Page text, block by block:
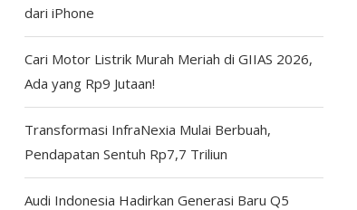
dari iPhone
Cari Motor Listrik Murah Meriah di GIIAS 2026,
Ada yang Rp9 Jutaan!
Transformasi InfraNexia Mulai Berbuah,
Pendapatan Sentuh Rp7,7 Triliun
Audi Indonesia Hadirkan Generasi Baru Q5